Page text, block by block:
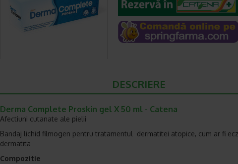
DESCRIERE
Derma Complete Proskin gel X 50 ml - Catena
Afectiuni cutanate ale pielii
Bandaj lichid filmogen pentru tratamentul dermatitei atopice, cum ar fi
dermatita
Compozitie